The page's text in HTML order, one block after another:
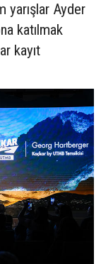
yarışlar Ayder
katılmak
kayıt